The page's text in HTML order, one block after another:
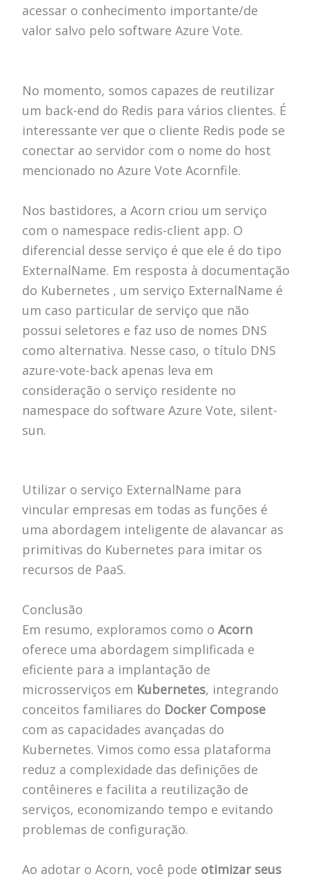
acessar o conhecimento importante/de
valor salvo pelo software Azure Vote.
No momento, somos capazes de reutilizar
um back-end do Redis para vários clientes. É
interessante ver que o cliente Redis pode se
conectar ao servidor com o nome do host
mencionado no Azure Vote Acornfile.
Nos bastidores, a Acorn criou um serviço
com o namespace redis-client app. O
diferencial desse serviço é que ele é do tipo
ExternalName. Em resposta à documentação
do Kubernetes , um serviço ExternalName é
um caso particular de serviço que não
possui seletores e faz uso de nomes DNS
como alternativa. Nesse caso, o título DNS
azure-vote-back apenas leva em
consideração o serviço residente no
namespace do software Azure Vote, silent-
sun.
Utilizar o serviço ExternalName para
vincular empresas em todas as funções é
uma abordagem inteligente de alavancar as
primitivas do Kubernetes para imitar os
recursos de PaaS.
Conclusão
Em resumo, exploramos como o Acorn
oferece uma abordagem simplificada e
eficiente para a implantação de
microsserviços em Kubernetes, integrando
conceitos familiares do Docker Compose
com as capacidades avançadas do
Kubernetes. Vimos como essa plataforma
reduz a complexidade das definições de
contêineres e facilita a reutilização de
serviços, economizando tempo e evitando
problemas de configuração.
Ao adotar o Acorn, você pode otimizar seus